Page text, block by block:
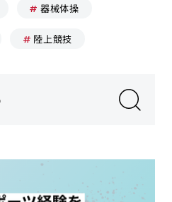
器械体操
陸上競技